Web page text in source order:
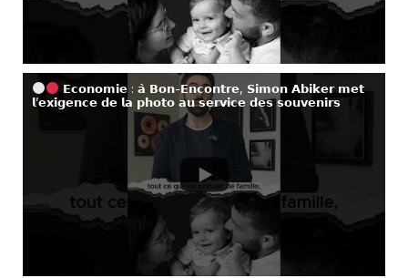
𝗘𝗰𝗼𝗻𝗼𝗺𝗶𝗲 : 𝗮̀ 𝗕𝗼𝗻-𝗘𝗻𝗰𝗼𝗻𝘁𝗿𝗲, 𝗦𝗶𝗺𝗼𝗻 𝗔𝗯𝗶𝗸𝗲𝗿 𝗺𝗲𝘁
𝗹’𝗲𝘅𝗶𝗴𝗲𝗻𝗰𝗲 𝗱𝗲 𝗹𝗮 𝗽𝗵𝗼𝘁𝗼 𝗮𝘂 𝘀𝗲𝗿𝘃𝗶𝗰𝗲 𝗱𝗲𝘀 𝘀𝗼𝘂𝘃𝗲𝗻𝗶𝗿𝘀